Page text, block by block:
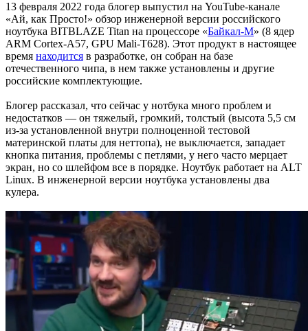
13 февраля 2022 года блогер выпустил на YouTube-канале
«Ай, как Просто!» обзор инженерной версии российского
ноутбука BITBLAZE Titan на процессоре «Байкал-М» (8 ядер
ARM Cortex-A57, GPU Mali-T628). Этот продукт в настоящее
время находится в разработке, он собран на базе
отечественного чипа, в нем также установлены и другие
российские комплектующие.
Блогер рассказал, что сейчас у нотбука много проблем и
недостатков — он тяжелый, громкий, толстый (высота 5,5 см
из-за установленной внутри полноценной тестовой
материнской платы для неттопа), не выключается, западает
кнопка питания, проблемы с петлями, у него часто мерцает
экран, но со шлейфом все в порядке. Ноутбук работает на ALT
Linux. В инженерной версии ноутбука установлены два
кулера.